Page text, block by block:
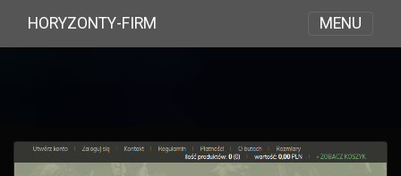
HORYZONTY-FIRM MENU